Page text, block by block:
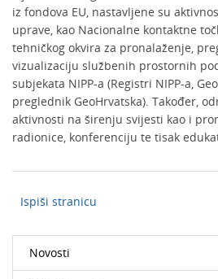
iz fondova EU, nastavljene su
uprave, kao Nacionalne kontaktne
tehničkog okvira za pronalaženje,
vizualizaciju službenih prostornih
subjekata NIPP-a (Registri NIPP-a,
preglednik GeoHrvatska). Također,
aktivnosti na širenju svijesti kao i
radionice, konferenciju te tisak
Ispiši stranicu
Novosti